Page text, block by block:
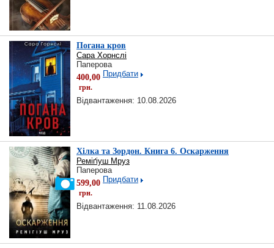
Погана кров
Сара Хорнслі
Паперова
400,00
грн.
Придбати
Відвантаження: 10.08.2026
Хілка та Зордон. Книга 6. Оскарження
Реміґіуш Мруз
Паперова
599,00
грн.
Придбати
Відвантаження: 11.08.2026